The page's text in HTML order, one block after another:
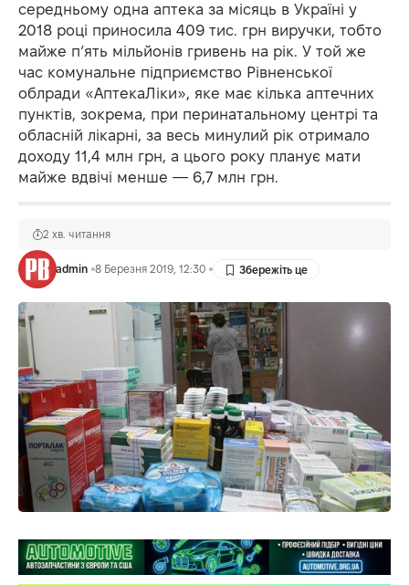
середньому одна аптека за місяць в Україні у
2018 році приносила 409 тис. грн виручки, тобто
майже п’ять мільйонів гривень на рік. У той же
час комунальне підприємство Рівненської
облради «АптекаЛіки», яке має кілька аптечних
пунктів, зокрема, при перинатальному центрі та
обласній лікарні, за весь минулий рік отримало
доходу 11,4 млн грн, а цього року планує мати
майже вдвічі менше — 6,7 млн грн.
admin 8 Березня 2019, 12:30
2 хв. читання